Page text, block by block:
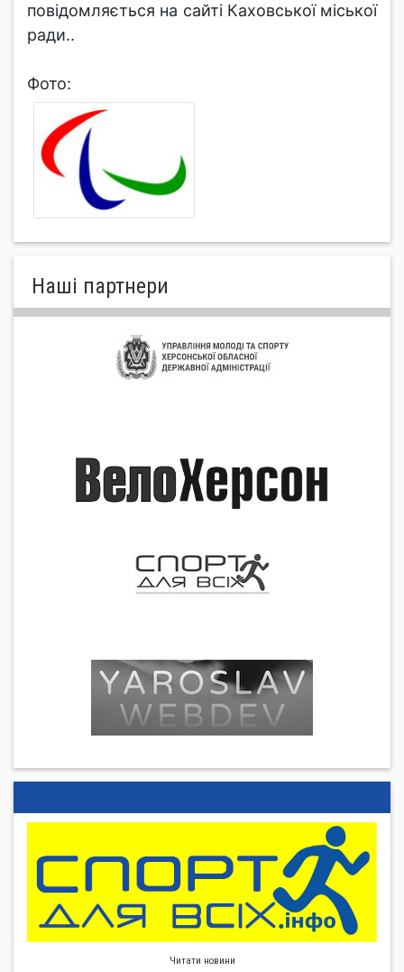
повідомляється на сайті Каховської міської
ради..
Фото:
Нашi партнери
Читати новини